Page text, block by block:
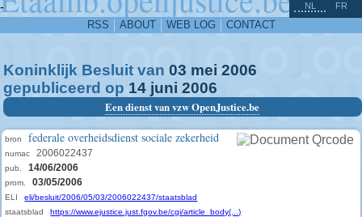
-
RSS ABOUT WEB LOG CONTACT
NL FR
Koninklijk Besluit van 03 mei 2006
gepubliceerd op 14 juni 2006
Een dienst van vzw OpenJustice.be
bron federale overheidsdienst sociale zekerheid
numac 2006022437
pub. 14/06/2006
prom. 03/05/2006
ELI
eli/besluit/2006/05/03/2006022437/staatsblad
staatsblad
https://www.ejustice.just.fgov.be/cgi/article_body(...)
^